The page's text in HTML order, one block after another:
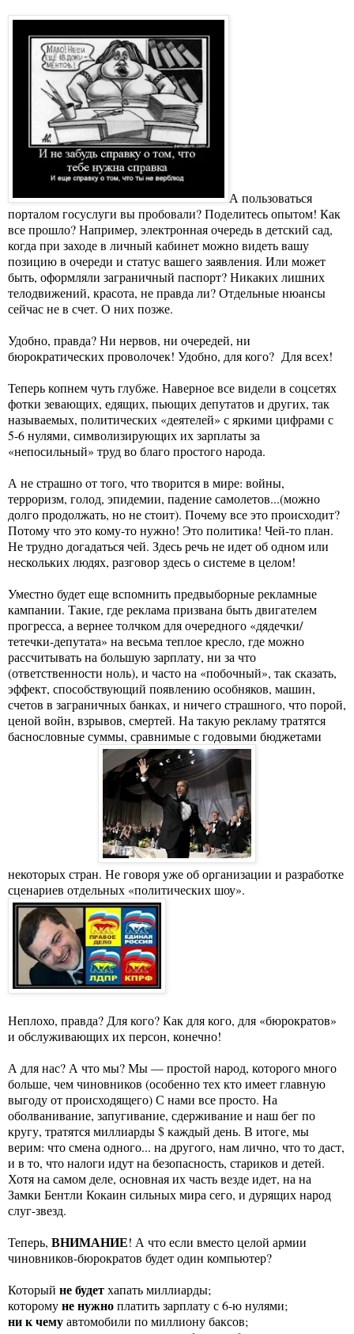
А пользоваться
порталом госуслуги вы пробовали? Поделитесь опытом! Как
все прошло? Например, электронная очередь в детский сад,
когда при заходе в личный кабинет можно видеть вашу
позицию в очереди и статус вашего заявления. Или может
быть, оформляли заграничный паспорт? Никаких лишних
телодвижений, красота, не правда ли? Отдельные нюансы
сейчас не в счет. О них позже.
Удобно, правда? Ни нервов, ни очередей, ни
бюрократических проволочек! Удобно, для кого? Для всех!
Теперь копнем чуть глубже. Наверное все видели в соцсетях
фотки зевающих, едящих, пьющих депутатов и других, так
называемых, политических «деятелей» с яркими цифрами с
5-6 нулями, символизирующих их зарплаты за
«непосильный» труд во благо простого народа.
А не страшно от того, что творится в мире: войны,
терроризм, голод, эпидемии, падение самолетов...(можно
долго продолжать, но не стоит). Почему все это происходит?
Потому что это кому-то нужно! Это политика! Чей-то план.
Не трудно догадаться чей. Здесь речь не идет об одном или
нескольких людях, разговор здесь о системе в целом!
Уместно будет еще вспомнить предвыборные рекламные
кампании. Такие, где реклама призвана быть двигателем
прогресса, а вернее толчком для очередного «дядечки/
тетечки-депутата» на весьма теплое кресло, где можно
рассчитывать на большую зарплату, ни за что
(ответственности ноль), и часто на «побочный», так сказать,
эффект, способствующий появлению особняков, машин,
счетов в заграничных банках, и ничего страшного, что порой,
ценой войн, взрывов, смертей. На такую рекламу тратятся
баснословные суммы, сравнимые с годовыми бюджетами
некоторых стран. Не говоря уже об организации и разработке
сценариев отдельных «политических шоу».
Неплохо, правда? Для кого? Как для кого, для «бюрократов»
и обслуживающих их персон, конечно!
А для нас? А что мы? Мы — простой народ, которого много
больше, чем чиновников (особенно тех кто имеет главную
выгоду от происходящего) С нами все просто. На
оболванивание, запугивание, сдерживание и наш бег по
кругу, тратятся миллиарды $ каждый день. В итоге, мы
верим: что смена одного... на другого, нам лично, что то даст,
и в то, что налоги идут на безопасность, стариков и детей.
Хотя на самом деле, основная их часть везде идет, на на
Замки Бентли Кокаин сильных мира сего, и дурящих народ
слуг-звезд.
Теперь, ВНИМАНИЕ! А что если вместо целой армии
чиновников-бюрократов будет один компьютер?
Который не будетхапать миллиарды;
которомуне нужноплатить зарплату с 6-ю нулями;
ни к чемуавтомобили по миллиону баксов;